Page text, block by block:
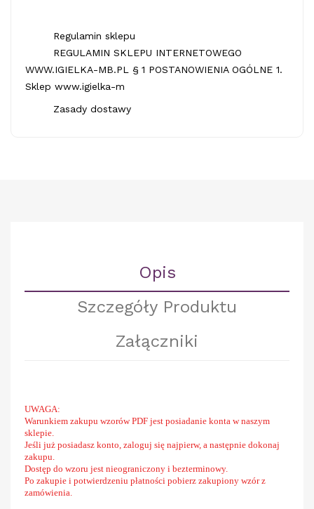
Regulamin sklepu
REGULAMIN SKLEPU INTERNETOWEGO
WWW.IGIELKA-MB.PL § 1 POSTANOWIENIA OGÓLNE 1.
Sklep www.igielka-m
Zasady dostawy
Opis
Szczegóły Produktu
Załączniki
UWAGA:
Warunkiem zakupu wzorów PDF jest posiadanie konta w naszym
sklepie.
Jeśli już posiadasz konto, zaloguj się najpierw, a następnie dokonaj
zakupu.
Dostęp do wzoru jest nieograniczony i bezterminowy.
Po zakupie i potwierdzeniu płatności pobierz zakupiony wzór z
zamówienia.